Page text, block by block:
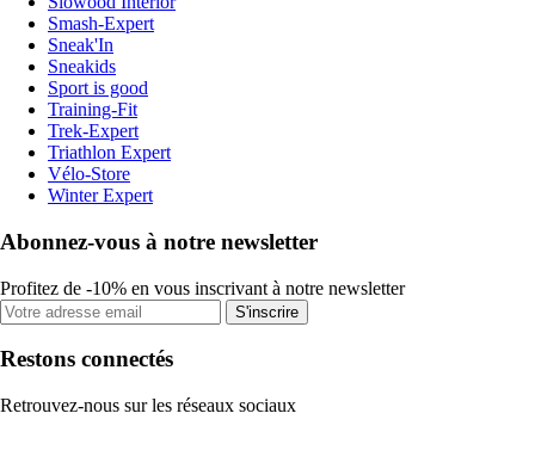
Smash-Expert
Sneak'In
Sneakids
Sport is good
Training-Fit
Trek-Expert
Triathlon Expert
Vélo-Store
Winter Expert
Abonnez-vous à notre newsletter
Profitez de -10% en vous inscrivant à notre newsletter
S'inscrire
Restons connectés
Retrouvez-nous sur les réseaux sociaux